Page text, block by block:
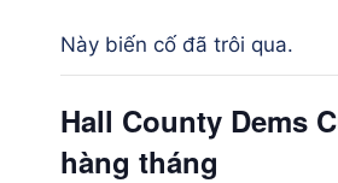
Này biến cố đã trôi qua.
Hall County Dems
hàng tháng